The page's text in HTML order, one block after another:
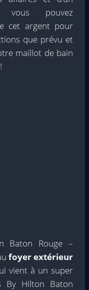
vous pouvez
cet argent pour
que prévu et
maillot de bain
!
Baton Rouge –
foyer extérieur
vient à un super
By Hilton Baton